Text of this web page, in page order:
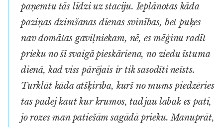
paņemtu tās līdzi uz staciju. Ieplānotas kāda
paziņas dzimšanas dienas svinības, bet puķes
nav domātas gaviļniekam, nē, es mēģinu radīt
prieku no šī svaigā pieskāriena, no ziedu īstuma
dienā, kad viss pārējais ir tik sasodīti neīsts.
Turklāt kāda atšķirība, kurš no mums piedzēries
tās padēj kaut kur krūmos, tad jau labāk es pati,
jo rozes man patiešām sagādā prieku. Manuprāt,